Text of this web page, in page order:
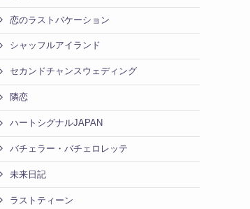
恋のラストバケーション
シャッフルアイランド
セカンドチャンスウェディング
隣恋
ハートシグナルJAPAN
バチェラー・バチェロレッテ
未来日記
ラストティーン